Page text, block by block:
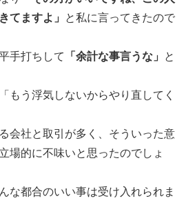
てますよ」
と私に言ってきたので
手打ちして
「余計な事言うな」
と
もう浮気しないからやり直してく
会社と取引が多く、そういった意
場的に不味いと思ったのでしょ
な都合のいい事は受け入れられま